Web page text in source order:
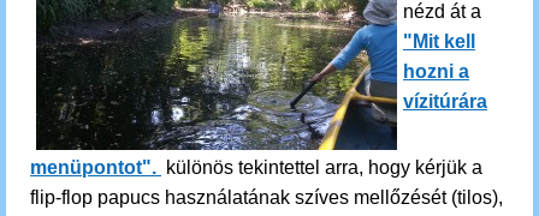
nézd át a
"Mit kell
hozni a
vízitúrára
menüpontot". különös tekintettel arra, hogy kérjük a
flip-flop papucs használatának szíves mellőzését (tilos),